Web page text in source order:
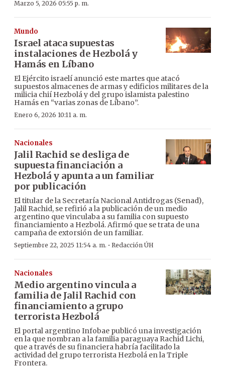
Marzo 5, 2026 05:55 p. m.
Mundo
Israel ataca supuestas
instalaciones de Hezbolá y
Hamás en Líbano
El Ejército israelí anunció este martes que atacó
supuestos almacenes de armas y edificios militares de la
milicia chií Hezbolá y del grupo islamista palestino
Hamás en “varias zonas de Líbano”.
Enero 6, 2026 10:11 a. m.
Nacionales
Jalil Rachid se desliga de
supuesta financiación a
Hezbolá y apunta a un familiar
por publicación
El titular de la Secretaría Nacional Antidrogas (Senad),
Jalil Rachid, se refirió a la publicación de un medio
argentino que vinculaba a su familia con supuesto
financiamiento a Hezbolá. Afirmó que se trata de una
campaña de extorsión de un familiar.
Septiembre 22, 2025 11:54 a. m. · Redacción ÚH
Nacionales
Medio argentino vincula a
familia de Jalil Rachid con
financiamiento a grupo
terrorista Hezbolá
El portal argentino Infobae publicó una investigación
en la que nombran a la familia paraguaya Rachid Lichi,
que a través de su financiera habría facilitado la
actividad del grupo terrorista Hezbolá en la Triple
Frontera.